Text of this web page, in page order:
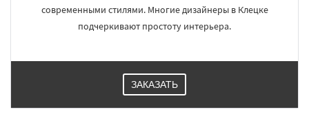
современными стилями. Многие дизайнеры в Клецке
подчеркивают простоту интерьера.
ЗАКАЗАТЬ